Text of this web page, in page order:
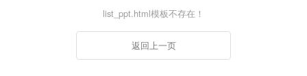
list_ppt.html模板不存在！
返回上一页